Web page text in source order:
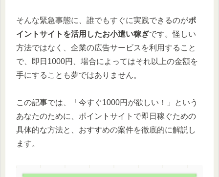
そんな緊急事態に、誰でもすぐに実践できるのがポ
イントサイトを活用したお小遣い稼ぎです。怪しい
方法ではなく、企業の広告サービスを利用すること
で、即日1000円、場合によってはそれ以上の金額を
手にすることも夢ではありません。
この記事では、「今すぐ1000円が欲しい！」という
あなたのために、ポイントサイトで即日稼ぐための
具体的な方法と、おすすめの案件を徹底的に解説し
ます。